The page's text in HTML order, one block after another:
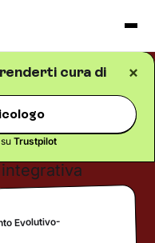
cura di
Trustpilot
Evolutivo-